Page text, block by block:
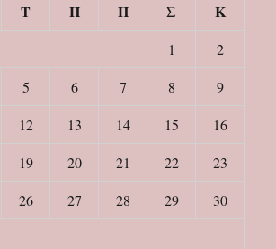
Τ Π Π Σ Κ
1
2
5 6 7 8
9
12 13 14 15
16
19 20 21 22
23
26 27 28 29
30